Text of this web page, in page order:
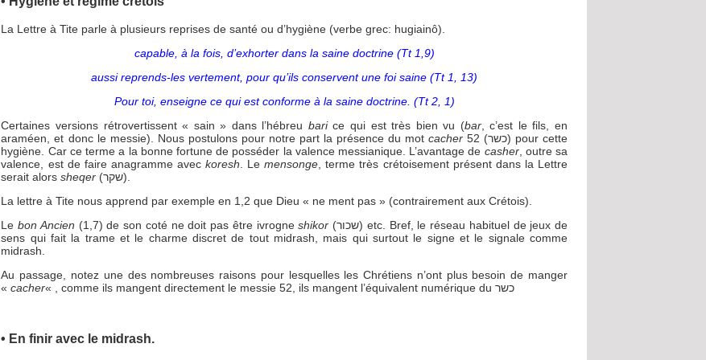
La Lettre à Tite parle à plusieurs reprises de santé ou d’hygiène (verbe grec: hugiainô).
capable, à la fois, d’exhorter dans la saine doctrine (Tt 1,9)
aussi reprends-les vertement, pour qu’ils conservent une foi saine (Tt 1, 13)
Pour toi, enseigne ce qui est conforme à la saine doctrine. (Tt 2, 1)
Certaines versions rétrovertissent « sain » dans l’hébreu barice qui est très bien vu (bar, c’est le fils, en
araméen, et donc le messie). Nous postulons pour notre part la présence du mot cacher52 (כשר) pour cette
hygiène. Car ce terme a la bonne fortune de posséder la valence messianique. L’avantage de casher, outre sa
valence, est de faire anagramme aveckoresh . Lemensonge , terme très crétoisement présent dans la Lettre
serait alorssheqer
(שקר).
La lettre à Tite nous apprend par exemple en 1,2 que Dieu « ne ment pas » (contrairement aux Crétois).
Lebon Ancien (1,7) de son coté ne doit pas être ivrogneshikor (שכור) etc. Bref, le réseau habituel de jeux de
sens qui fait la trame et le charme discret de tout midrash, mais qui surtout le signe et le signale comme
midrash.
Au passage, notez une des nombreuses raisons pour lesquelles les Chrétiens n’ont plus besoin de manger
«cacher « , comme ils mangent directement le messie 52, ils mangent l’équivalent numérique du כשר
• En finir avec le midrash.